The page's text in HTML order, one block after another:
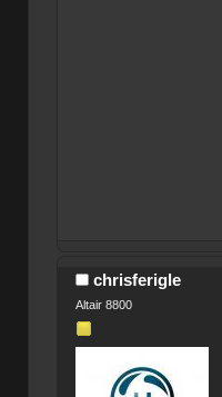
chrisferigle
Altair 8800